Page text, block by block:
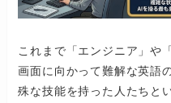
これまで「エンジニア」や
画面に向かって難解な英語
殊な技能を持った人たちと